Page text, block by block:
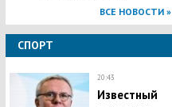
ВСЕ НОВОСТИ »
СПОРТ
20:43
Известный